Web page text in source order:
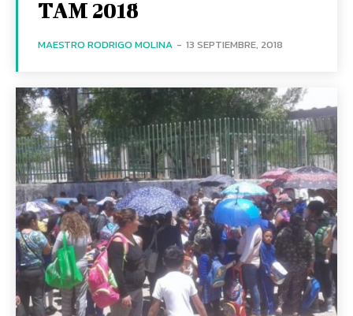
TAM 2018
MAESTRO RODRIGO MOLINA - 13 SEPTIEMBRE, 2018